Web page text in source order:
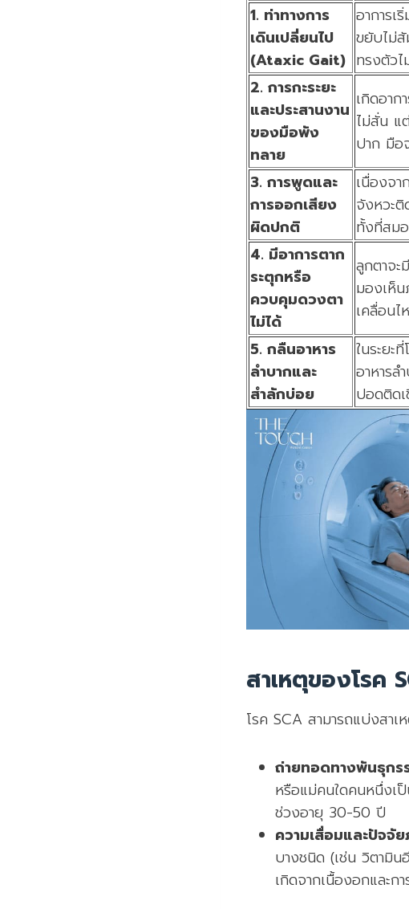
1. ท่าทางการ
เดินเปลี่ยนไป
(Ataxic Gait)
อาการเ
ขยับไม่
ทรงตัวไ
2. การกะระยะ
และประสานงาน
ของมือพัง
ทลาย
เกิดอา
ไม่สั่น แ
ปาก มือ
3. การพูดและ
การออกเสียง
ผิดปกติ
เนื่องจ
จังหวะ
ทั้งที่สม
4. มีอาการตาก
ระตุกหรือ
ควบคุมดวงตา
ไม่ได้
ลูกตาจะ
มองเห็
เคลื่อนไ
5. กลืนอาหาร
ลำบากและ
สำลักบ่อย
ในระยะ
อาหารล
ปอดติดเ
สาเหตุของโรค
โรค SCA สามารถแบ่งสา
ถ่ายทอดทางพันธุก
หรือแม่คนใดคนหนึ่งเ
ช่วงอายุ 30-50 ปี
ความเสื่อมและปัจ
บางชนิด (เช่น วิตามิ
เกิดจากเนื้องอกและก